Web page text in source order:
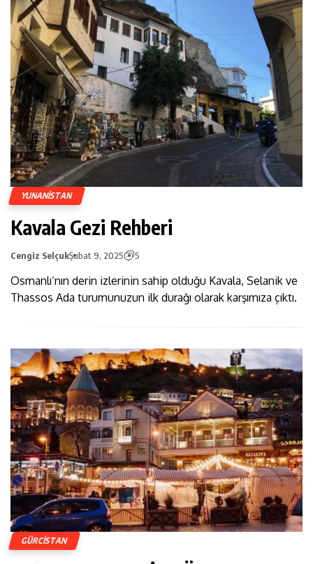
YUNANISTAN
Kavala Gezi Rehberi
Cengiz SelçukŞubat 9, 2025 5
Osmanlı’nın derin izlerinin sahip olduğu Kavala, Selanik ve
Thassos Ada turumunuzun ilk durağı olarak karşımıza çıktı.
GÜRCISTAN